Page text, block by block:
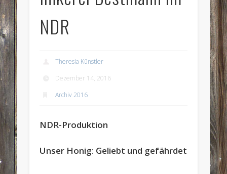
NDR
Theresia Künstler
Dezember 14, 2016
Archiv 2016
NDR-Produktion
Unser Honig: Geliebt und gefährdet